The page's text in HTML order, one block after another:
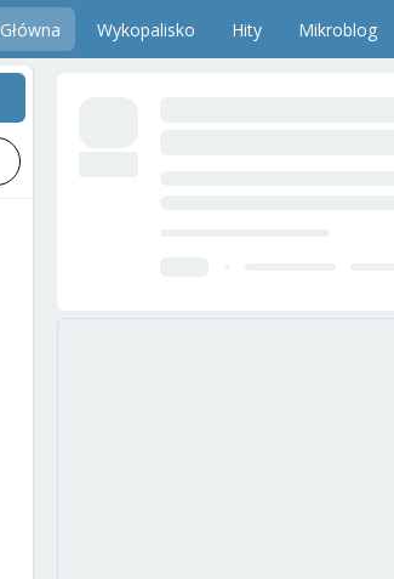
Główna Wykopalisko Hity Mikroblog